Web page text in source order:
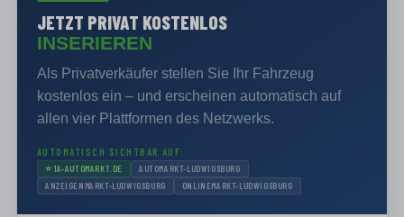
JETZT PRIVAT KOSTENLOS
INSERIEREN
Als Privatverkäufer stellen Sie Ihr Fahrzeug
kostenlos ein – und erscheinen automatisch auf
allen vier Plattformen des Netzwerks.
AUTOMATISCH SICHTBAR AUF:
⭐ 1A-AUTOMARKT.DE
AUTOMARKT-LUDWIGSBURG
ANZEIGENMARKT-LUDWIGSBURG
ONLINEMARKT-LUDWIGSBURG